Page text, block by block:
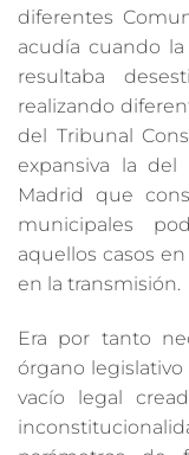
diferentes
acudía cuando
resultaba
realizando
del Tribunal
expansiva la
Madrid que
municipales
aquellos casos
en la transmisión.
Era por tanto
órgano
vacío legal